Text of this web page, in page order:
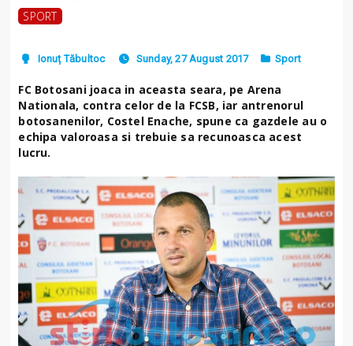
SPORT
Ionuț Tăbultoc Sunday, 27 August 2017 Sport
FC Botosani joaca in aceasta seara, pe Arena
Nationala, contra celor de la FCSB, iar antrenorul
botosanenilor, Costel Enache, spune ca gazdele au o
echipa valoroasa si trebuie sa recunoasca acest
lucru.